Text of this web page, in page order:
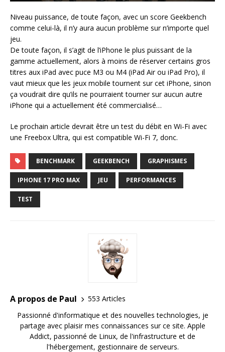
Niveau puissance, de toute façon, avec un score Geekbench
comme celui-là, il n’y aura aucun problème sur n’importe quel
jeu.
De toute façon, il s’agit de l’iPhone le plus puissant de la
gamme actuellement, alors à moins de réserver certains gros
titres aux iPad avec puce M3 ou M4 (iPad Air ou iPad Pro), il
vaut mieux que les jeux mobile tournent sur cet iPhone, sinon
ça voudrait dire qu’ils ne pourraient tourner sur aucun autre
iPhone qui a actuellement été commercialisé…
Le prochain article devrait être un test du débit en Wi-Fi avec
une Freebox Ultra, qui est compatible Wi-Fi 7, donc.
BENCHMARK GEEKBENCH GRAPHISMES
IPHONE 17 PRO MAX JEU PERFORMANCES
TEST
A propos de Paul
553 Articles
Passionné d'informatique et des nouvelles technologies, je
partage avec plaisir mes connaissances sur ce site. Apple
Addict, passionné de Linux, de l'infrastructure et de
l'hébergement, gestionnaire de serveurs.